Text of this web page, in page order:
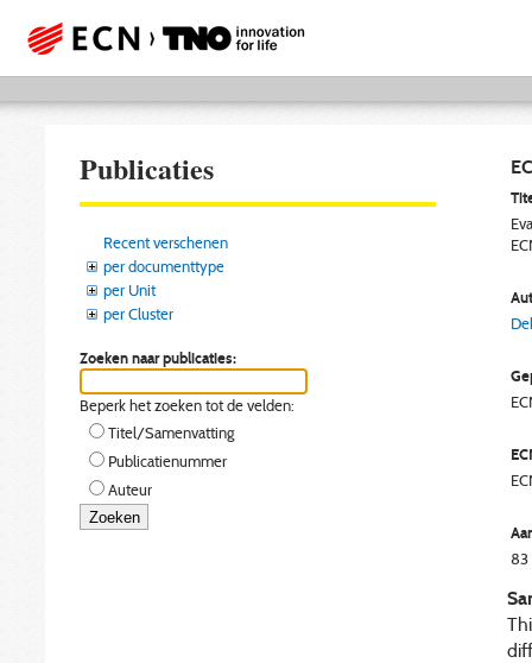
Publicaties
Recent verschenen
per documenttype
per Unit
per Cluster
Zoeken naar publicaties:
Beperk het zoeken tot de velden:
Titel/Samenvatting
Publicatienummer
Auteur
83